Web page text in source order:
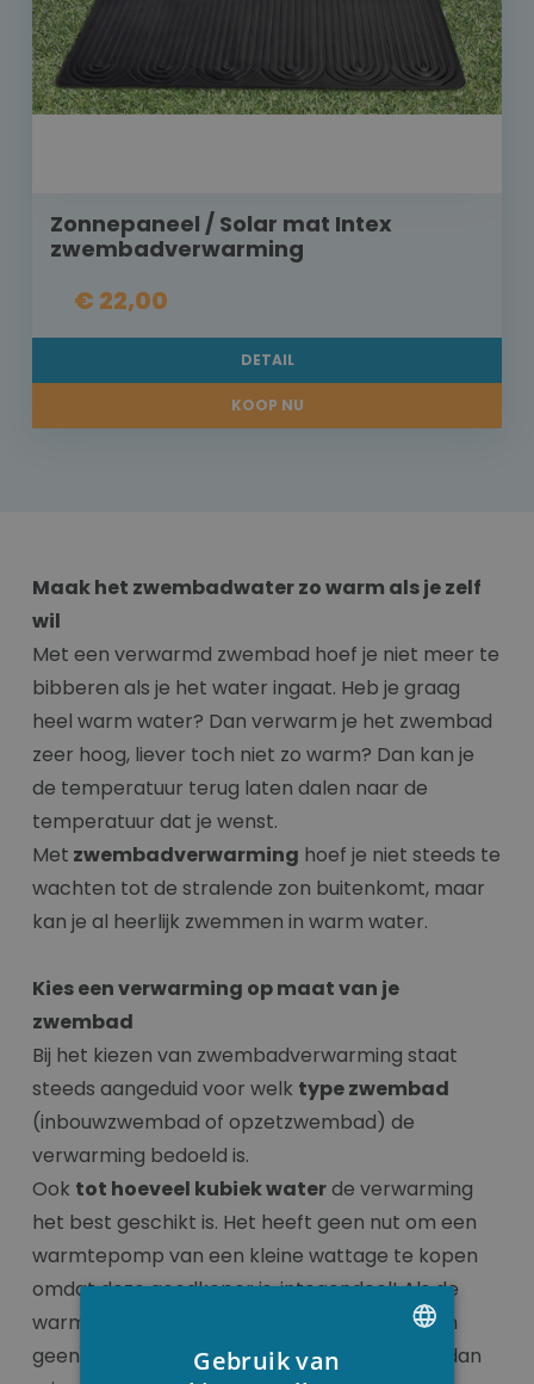
Zonnepaneel / Solar mat Intex
zwembadverwarming
€ 22,00
DETAIL
KOOP NU
Maak het zwembadwater zo warm als je zelf
wil
Met een verwarmd zwembad hoef je niet meer te
bibberen als je het water ingaat. Heb je graag
heel warm water? Dan verwarm je het zwembad
zeer hoog, liever toch niet zo warm? Dan kan je
de temperatuur terug laten dalen naar de
temperatuur dat je wenst.
Met zwembadverwarming hoef je niet steeds te
wachten tot de stralende zon buitenkomt, maar
kan je al heerlijk zwemmen in warm water.
Kies een verwarming op maat van je
zwembad
Bij het kiezen van zwembadverwarming staat
steeds aangeduid voor welk type zwembad
(inbouwzwembad of opzetzwembad) de
verwarming bedoeld is.
Ook tot hoeveel kubiek waterde verwarming
het best geschikt is. Het heeft geen nut om een
warmtepomp van een kleine wattage te kopen
omdat deze goedkoper is, integendeel! Als de
warmtepomp te veel energie moet geven en
geen marge heeft, zal hij veel verbruiken en dan
Gebruik van